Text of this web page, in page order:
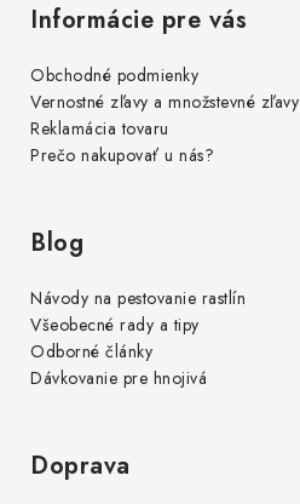
Informácie pre vás
Obchodné podmienky
Vernostné zľavy a množstevné zľavy
Reklamácia tovaru
Prečo nakupovať u nás?
Blog
Návody na pestovanie rastlín
Všeobecné rady a tipy
Odborné články
Dávkovanie pre hnojivá
Doprava